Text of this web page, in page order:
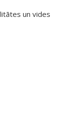
un vides